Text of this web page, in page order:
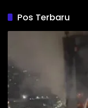
Pos Terbaru